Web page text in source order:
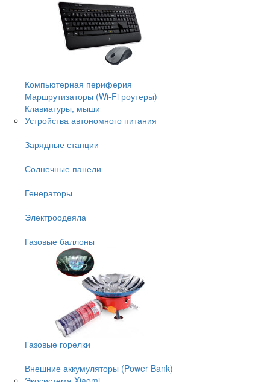
Компьютерная периферия
Маршрутизаторы (Wi-Fi роутеры)
Клавиатуры, мыши
Устройства автономного питания
Зарядные станции
Солнечные панели
Генераторы
Электроодеяла
Газовые баллоны
Газовые горелки
Внешние аккумуляторы (Power Bank)